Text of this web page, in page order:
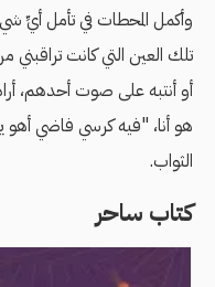
وأكمل المحطات في تأمل أيِّ
تلك العين التي كانت تراقبني
أو أنتبه على صوت أحدهم،
هو أنا، "فيه كرسي فاضي أهو
الثواب.
كتاب ساحر